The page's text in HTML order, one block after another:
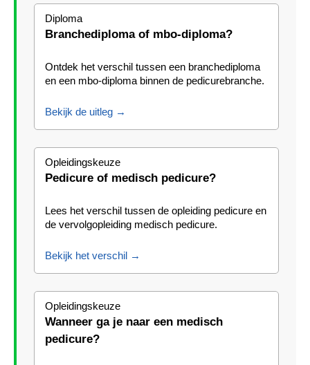
Diploma
Branchediploma of mbo-diploma?
Ontdek het verschil tussen een branchediploma
en een mbo-diploma binnen de pedicurebranche.
Bekijk de uitleg →
Opleidingskeuze
Pedicure of medisch pedicure?
Lees het verschil tussen de opleiding pedicure en
de vervolgopleiding medisch pedicure.
Bekijk het verschil →
Opleidingskeuze
Wanneer ga je naar een medisch
pedicure?